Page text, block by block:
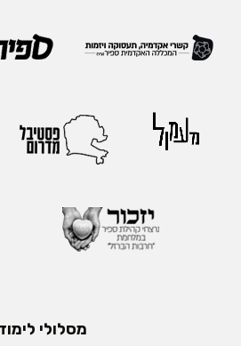
מסלולי